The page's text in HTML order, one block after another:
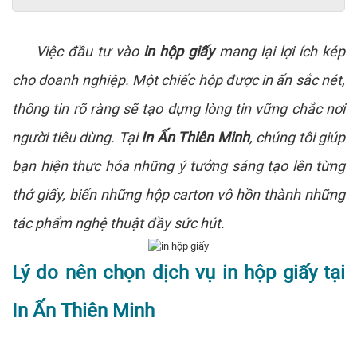
Việc đầu tư vàoin hộp giấymang lại lợi ích kép
cho doanh nghiệp. Một chiếc hộp đượcin ấnsắc nét,
thông tin rõ ràng sẽ tạo dựng lòng tin vững chắc nơi
người tiêu dùng. TạiIn Ấn Thiên Minh, chúng tôi giúp
bạn hiện thực hóa những ý tưởng sáng tạo lên từng
thớ giấy, biến những hộpcartonvô hồn thành những
tác phẩm nghệ thuật đầy sức hút.
Lý do nên chọn dịch vụ in hộp giấy tại
In Ấn Thiên Minh